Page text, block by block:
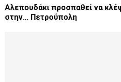
Αλεπουδάκι προσπαθεί να
στην… Πετρούπολη